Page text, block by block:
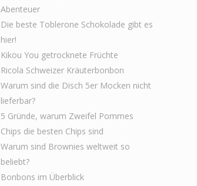
Abenteuer
Die beste Toblerone Schokolade gibt es
hier!
Kikou You getrocknete Früchte
Ricola Schweizer Kräuterbonbon
Warum sind die Disch 5er Mocken nicht
lieferbar?
5 Gründe, warum Zweifel Pommes
Chips die besten Chips sind
Warum sind Brownies weltweit so
beliebt?
Bonbons im Überblick